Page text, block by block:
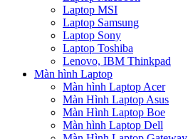
Laptop MSI
Laptop Samsung
Laptop Sony
Laptop Toshiba
Lenovo, IBM Thinkpad
Màn hình Laptop
Màn hình Laptop Acer
Màn Hình Laptop Asus
Màn Hình Laptop Boe
Màn hình Laptop Dell